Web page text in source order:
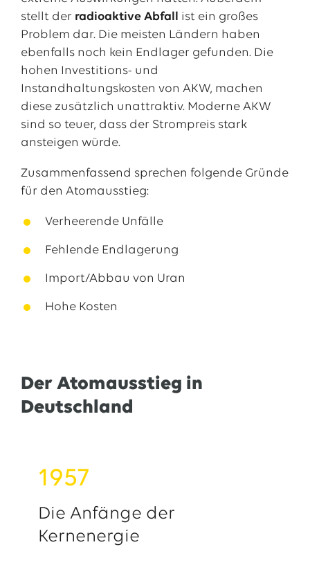
stellt der radioaktive Abfall ist ein großes
Problem dar. Die meisten Ländern haben
ebenfalls noch kein Endlager gefunden. Die
hohen Investitions- und
Instandhaltungskosten von AKW, machen
diese zusätzlich unattraktiv. Moderne AKW
sind so teuer, dass der Strompreis stark
ansteigen würde.
Zusammenfassend sprechen folgende Gründe
für den Atomausstieg:
Verheerende Unfälle
Fehlende Endlagerung
Import/Abbau von Uran
Hohe Kosten
Der Atomausstieg in
Deutschland
Die Anfänge der
Kernenergie
1957